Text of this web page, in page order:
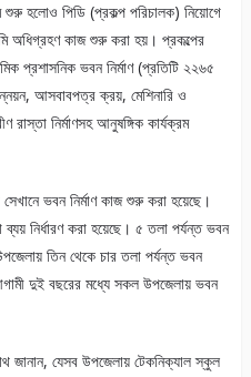
শুরু হলোও পিডি (প্রকল্প পরিচালক) নিয়োগে
অধিগ্রহণ কাজ শুরু করা হয়। প্রকল্পের
প্রশাসনিক ভবন নির্মাণ (প্রতিটি ২২৬৫
আসবাবপত্র ক্রয়, মেশিনারি ও
রাস্তা নির্মাণসহ আনুষঙ্গিক কার্যক্রম
ভবন নির্মাণ কাজ শুরু করা হয়েছে।
নির্ধারণ করা হয়েছে। ৫ তলা পর্যন্ত ভবন
তিন থেকে চার তলা পর্যন্ত ভবন
দুই বছরের মধ্যে সকল উপজেলায় ভবন
জানান, যেসব উপজেলায় টেকনিক্যাল স্কুল